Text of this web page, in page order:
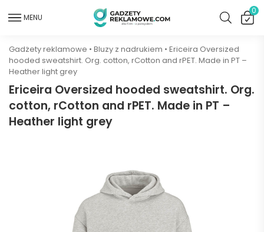
MENU
0
Gadżety reklamowe • Bluzy z nadrukiem • Ericeira Oversized
hooded sweatshirt. Org. cotton, rCotton and rPET. Made in PT –
Heather light grey
Ericeira Oversized hooded sweatshirt. Org.
cotton, rCotton and rPET. Made in PT –
Heather light grey